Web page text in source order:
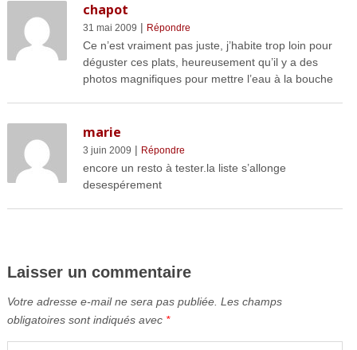
chapot
31 mai 2009 | Répondre
Ce n’est vraiment pas juste, j’habite trop loin pour
déguster ces plats, heureusement qu’il y a des
photos magnifiques pour mettre l’eau à la bouche
marie
3 juin 2009 | Répondre
encore un resto à tester.la liste s’allonge
desespérement
Laisser un commentaire
Votre adresse e-mail ne sera pas publiée. Les champs
obligatoires sont indiqués avec *